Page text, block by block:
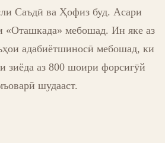
Саъдӣ ва Ҳофиз буд. Асари
«Оташкада» мебошад. Ин яке аз
адабиётшиносӣ мебошад, ки
зиёда аз 800 шоири форсигӯй
шудааст.